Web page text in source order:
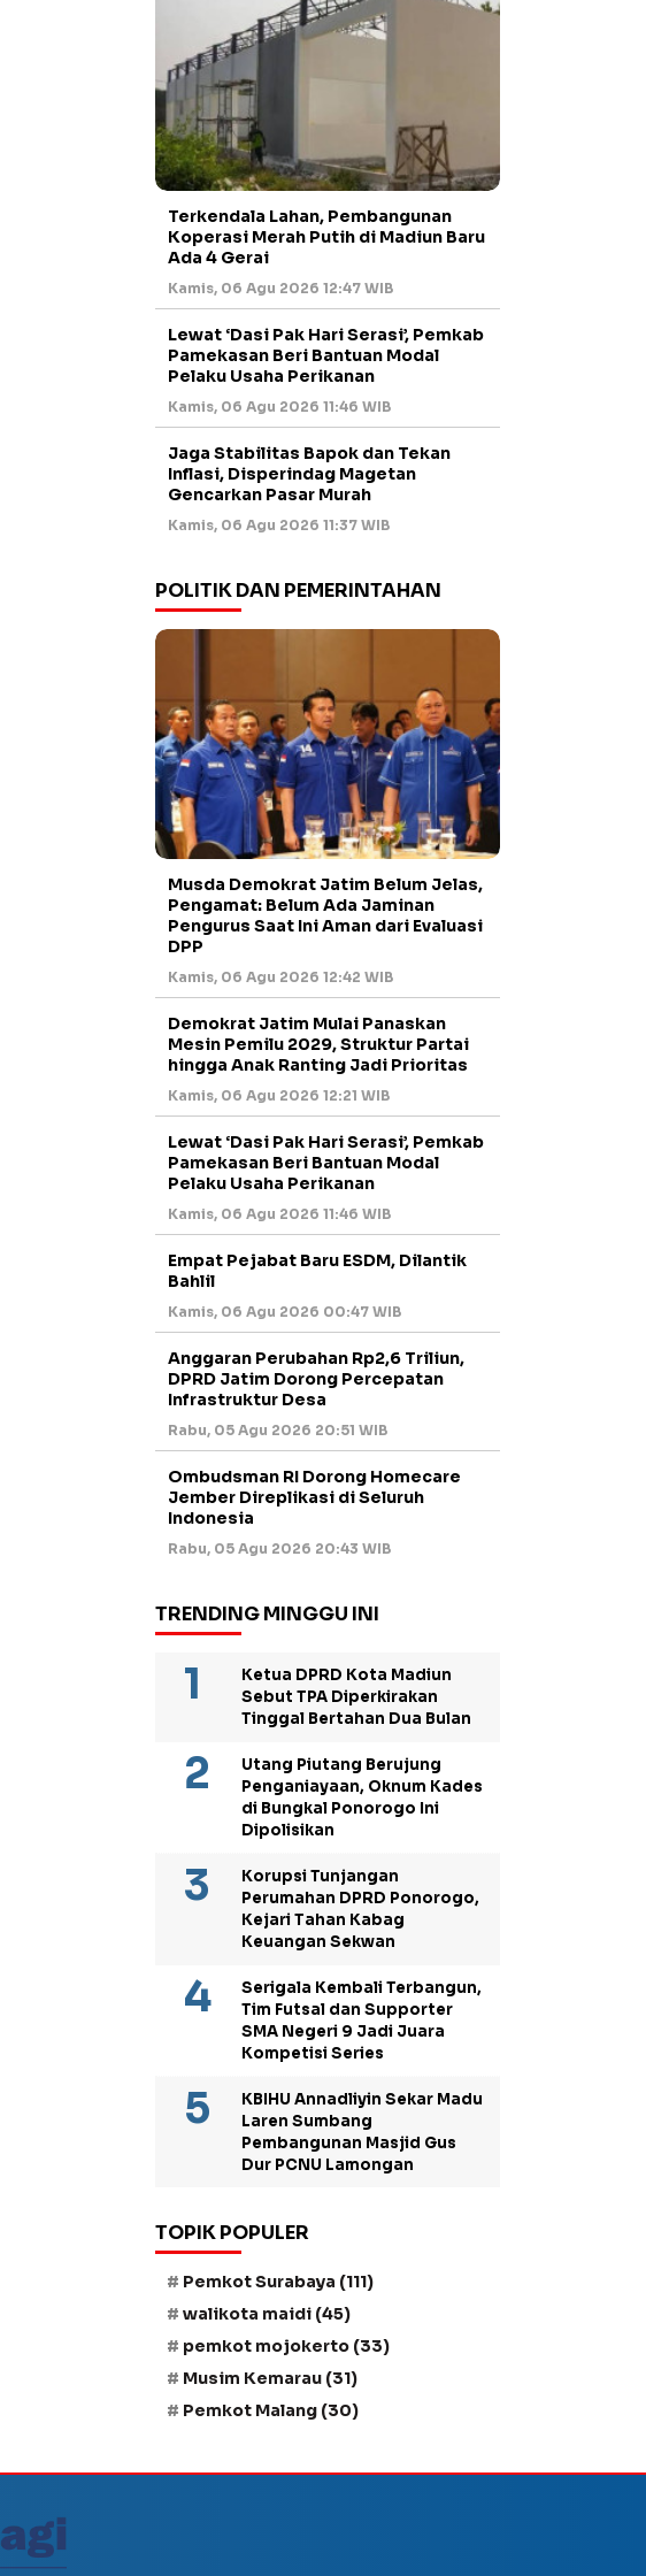
Terkendala Lahan, Pembangunan
Koperasi Merah Putih di Madiun Baru
Ada 4 Gerai
Kamis, 06 Agu 2026 12:47 WIB
Lewat ‘Dasi Pak Hari Serasi’, Pemkab
Pamekasan Beri Bantuan Modal
Pelaku Usaha Perikanan
Kamis, 06 Agu 2026 11:46 WIB
Jaga Stabilitas Bapok dan Tekan
Inflasi, Disperindag Magetan
Gencarkan Pasar Murah
Kamis, 06 Agu 2026 11:37 WIB
POLITIK DAN PEMERINTAHAN
Musda Demokrat Jatim Belum Jelas,
Pengamat: Belum Ada Jaminan
Pengurus Saat Ini Aman dari Evaluasi
DPP
Kamis, 06 Agu 2026 12:42 WIB
Demokrat Jatim Mulai Panaskan
Mesin Pemilu 2029, Struktur Partai
hingga Anak Ranting Jadi Prioritas
Kamis, 06 Agu 2026 12:21 WIB
Lewat ‘Dasi Pak Hari Serasi’, Pemkab
Pamekasan Beri Bantuan Modal
Pelaku Usaha Perikanan
Kamis, 06 Agu 2026 11:46 WIB
Empat Pejabat Baru ESDM, Dilantik
Bahlil
Kamis, 06 Agu 2026 00:47 WIB
Anggaran Perubahan Rp2,6 Triliun,
DPRD Jatim Dorong Percepatan
Infrastruktur Desa
Rabu, 05 Agu 2026 20:51 WIB
Ombudsman RI Dorong Homecare
Jember Direplikasi di Seluruh
Indonesia
Rabu, 05 Agu 2026 20:43 WIB
TRENDING MINGGU INI
Ketua DPRD Kota Madiun
Sebut TPA Diperkirakan
Tinggal Bertahan Dua Bulan
Utang Piutang Berujung
Penganiayaan, Oknum Kades
di Bungkal Ponorogo Ini
Dipolisikan
Korupsi Tunjangan
Perumahan DPRD Ponorogo,
Kejari Tahan Kabag
Keuangan Sekwan
Serigala Kembali Terbangun,
Tim Futsal dan Supporter
SMA Negeri 9 Jadi Juara
Kompetisi Series
KBIHU Annadliyin Sekar Madu
Laren Sumbang
Pembangunan Masjid Gus
Dur PCNU Lamongan
TOPIK POPULER
Pemkot Surabaya (111)
walikota maidi (45)
pemkot mojokerto (33)
Musim Kemarau (31)
Pemkot Malang (30)